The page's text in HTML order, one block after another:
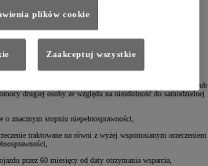
aby otrzymać dofinansowanie?
Osób Niepełnosprawnych jest przyznawane osobom,
oraz:
o niepełnosprawności ze wskazaniem konieczności stałej lub
drugiej osoby ze względu na niezdolność do samodzielnej
o znacznym stopniu niepełnosprawności,
traktowane na równi z wyżej wspomnianym orzeczeniem
przez 60 miesięcy od daty otrzymania wsparcia,
plików cookie
Zaakceptuj wszystkie